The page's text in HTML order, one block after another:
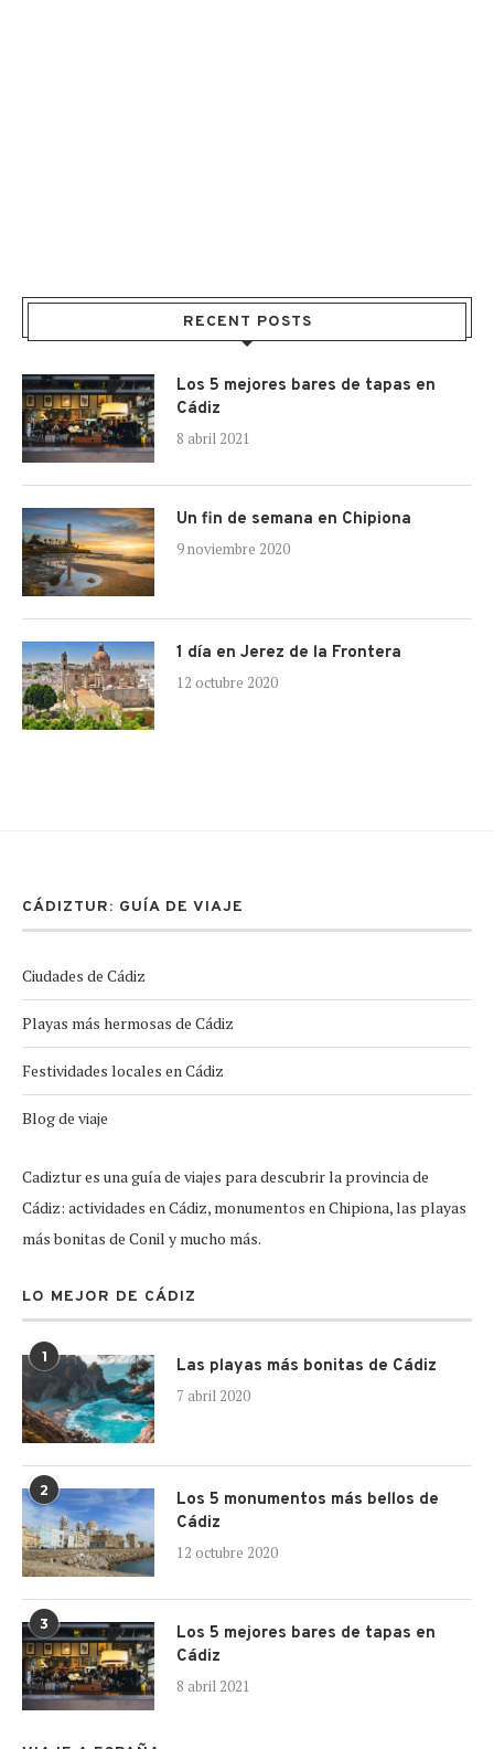
RECENT POSTS
Los 5 mejores bares de tapas en
Cádiz
8 abril 2021
Un fin de semana en Chipiona
9 noviembre 2020
1 día en Jerez de la Frontera
12 octubre 2020
CÁDIZTUR: GUÍA DE VIAJE
Ciudades de Cádiz
Playas más hermosas de Cádiz
Festividades locales en Cádiz
Blog de viaje
Cadiztur es una guía de viajes para descubrir la provincia de
Cádiz: actividades en Cádiz, monumentos en Chipiona, las playas
más bonitas de Conil y mucho más.
LO MEJOR DE CÁDIZ
1 Las playas más bonitas de Cádiz
7 abril 2020
2
Los 5 monumentos más bellos de
Cádiz
12 octubre 2020
3
Los 5 mejores bares de tapas en
Cádiz
8 abril 2021